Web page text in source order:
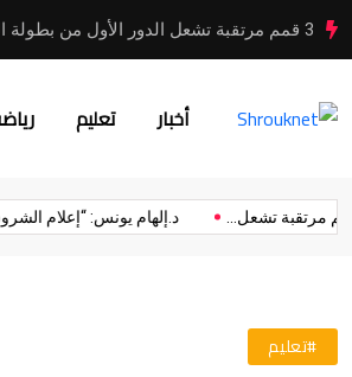
رسمياً.. الاتحاد المصري لكرة القدم يجدد
أخبار تعليم
د.إلهام 3 قمم مرتقبة تشعل... لكرة...
#تعليم